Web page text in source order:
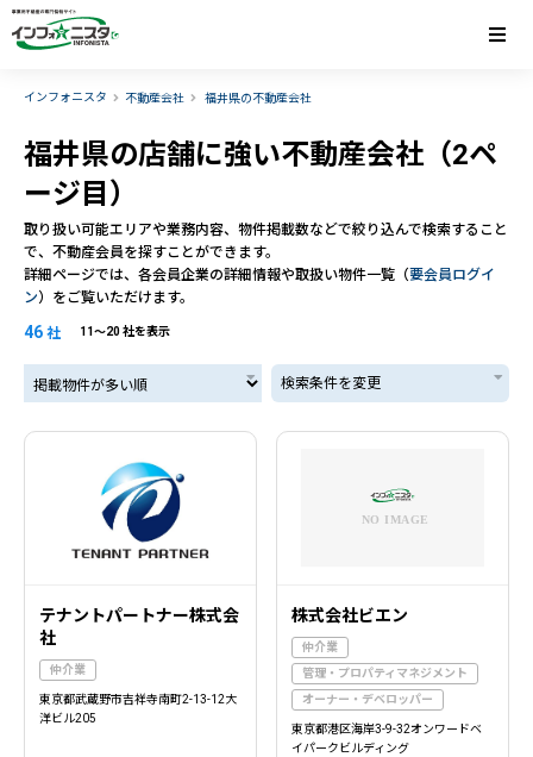
インフォニスタ 不動産会社 福井県の不動産会社
福井県の店舗に強い不動産会社（2ペ
ージ目）
取り扱い可能エリアや業務内容、物件掲載数などで絞り込んで検索すること
で、不動産会員を探すことができます。
詳細ページでは、各会員企業の詳細情報や取扱い物件一覧（要会員ログイ
ン）をご覧いただけます。
46 社 11〜20 社を表示
掲載物件が多い順 検索条件を変更
テナントパートナー株式会
社
仲介業
東京都武蔵野市吉祥寺南町2-13-12大
洋ビル205
株式会社ビエン
仲介業
管理・プロパティマネジメント
オーナー・デベロッパー
東京都港区海岸3-9-32オンワードベ
イパークビルディング